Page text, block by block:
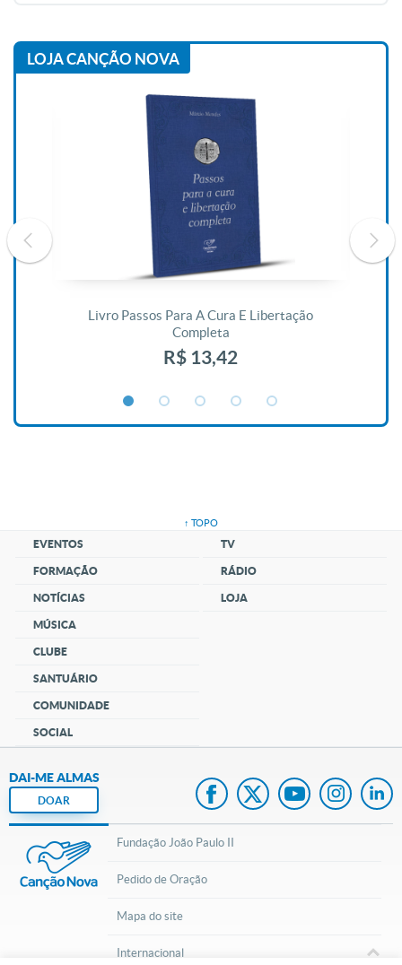
LOJA CANÇÃO NOVA
Livro Passos Para A Cura E Libertação
Completa
R$ 13,42
↑ TOPO
EVENTOS
FORMAÇÃO
NOTÍCIAS
MÚSICA
CLUBE
SANTUÁRIO
COMUNIDADE
SOCIAL
TV
RÁDIO
LOJA
DAI-ME ALMAS
DOAR
Fundação João Paulo II
Pedido de Oração
Mapa do site
Internacional